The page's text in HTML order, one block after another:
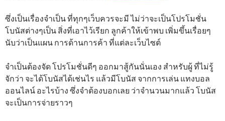
ซึ่งเป็นเรื่องจำเป็น ที่ทุกๆเว็บควรจะมี ไม่ว่าจะเป็นโปรโมชั่น
โบนัสต่างๆเป็น สิ่งที่เอาไว้เรียก ลูกค้าให้เข้าพบ เพิ่มขึ้นเรื่อยๆ
นับว่าเป็นแผน การด้านการค้า ที่แต่ละเว็บไซต์
จำเป็นต้องจัด โปรโมชั่นดีๆ ออกมาสู้กันนั่นเอง สำหรับผู้ ที่ไม่รู้
จักว่า จะได้โบนัสได้เช่นไร แล้วมีโบนัส จากการเล่น แทงบอล
ออนไลน์ อะไรบ้าง ซึ่งจำต้องบอกเลย ว่าจำนวนมากแล้ว โบนัส
จะเป็นการจ่ายราวๆ